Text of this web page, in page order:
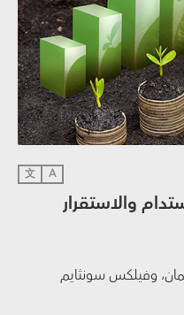
A
文
والاستقرار
وفيلكس سونثايم